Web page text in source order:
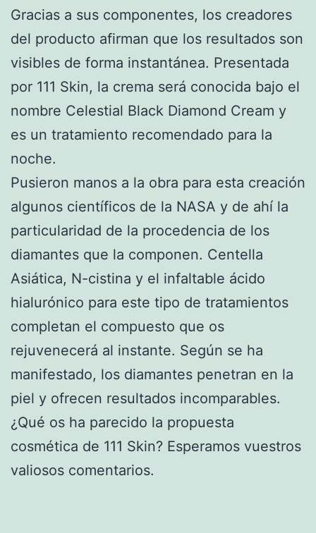
Gracias a sus componentes, los creadores
del producto afirman que los resultados son
visibles de forma instantánea. Presentada
por 111 Skin, la crema será conocida bajo el
nombre Celestial Black Diamond Cream y
es un tratamiento recomendado para la
noche.
Pusieron manos a la obra para esta creación
algunos científicos de la NASA y de ahí la
particularidad de la procedencia de los
diamantes que la componen. Centella
Asiática, N-cistina y el infaltable ácido
hialurónico para este tipo de tratamientos
completan el compuesto que os
rejuvenecerá al instante. Según se ha
manifestado, los diamantes penetran en la
piel y ofrecen resultados incomparables.
¿Qué os ha parecido la propuesta
cosmética de 111 Skin? Esperamos vuestros
valiosos comentarios.